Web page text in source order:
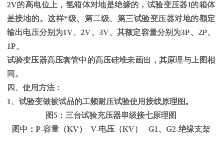
2V的高电位上，氢箱体对地是绝缘的，试验变压器I的箱体
是接地的。这样*级、第二级、第三试验变压器对地的额定
输出电压分别为1V、2V、3V、其额定容量分别为3P、2P、
1P。
试验变压器高压套管中的高压硅堆未画出，其原理与上图相
同。
四、使用方法：
1、试验变做被试品的工频耐压试验使用接线原理图。
图5：三台试验充压器串级接七原理图
图中：P-容量（KV） V-电压（KV） G1、G2-绝缘支架